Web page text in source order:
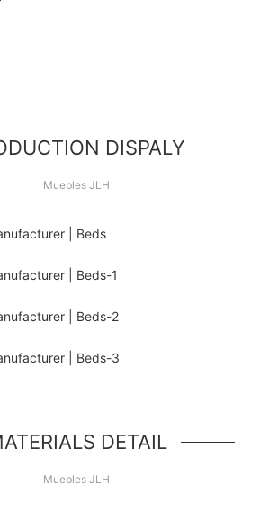
DISPALY
Muebles JLH
¡Hola Mundo!
DETAIL
Muebles JLH